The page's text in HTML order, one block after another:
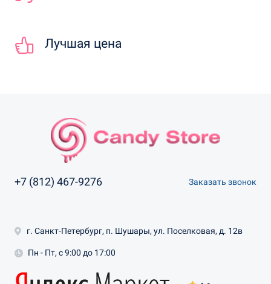
Лучшая цена
+7 (812) 467-9276 Заказать звонок
г. Санкт-Петербург, п. Шушары, ул. Поселковая, д. 12в
Пн - Пт, с 9:00 до 17:00